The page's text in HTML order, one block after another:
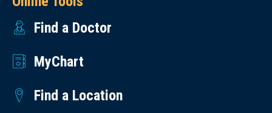
Find a Doctor
MyChart
Find a Location